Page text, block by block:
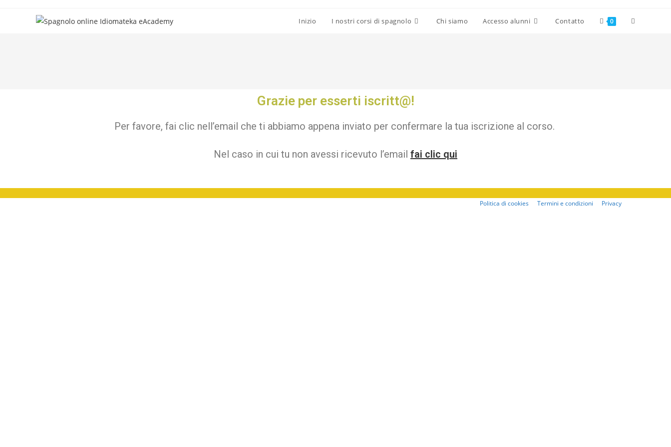
Inizio I nostri corsi di spagnolo Chi siamo Accesso alunni Contatto 0
Grazie per esserti iscritt@!
Per favore, fai clic nell’email che ti abbiamo appena inviato per confermare la tua iscrizione al corso.
Nel caso in cui tu non avessi ricevuto l’email fai clic qui
Politica di cookies Termini e condizioni Privacy